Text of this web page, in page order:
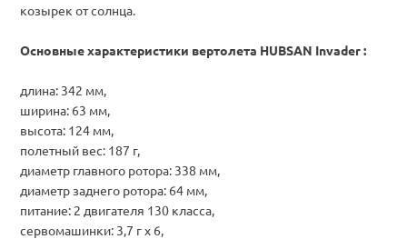
козырек от солнца.
Основные характеристики вертолета HUBSAN Invader:
длина: 342 мм,
ширина: 63 мм,
высота: 124 мм,
полетный вес: 187 г,
диаметр главного ротора: 338 мм,
диаметр заднего ротора: 64 мм,
питание: 2 двигателя 130 класса,
сервомашинки: 3,7 г х 6,